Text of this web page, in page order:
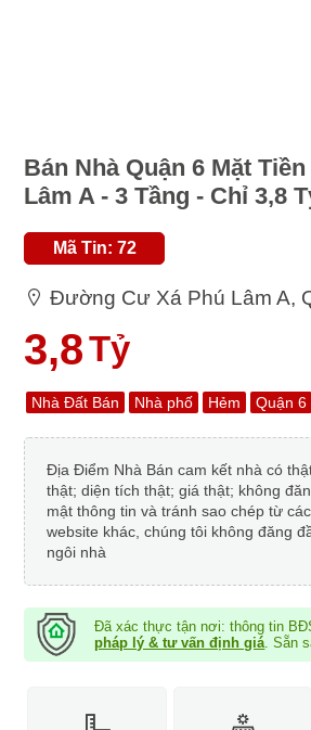
Bán Nhà Quận 6 Mặt
Lâm A - 3 Tầng - Chỉ 3,8
Mã Tin: 72
Đường Cư Xá Phú Lâm A,
3,8Tỷ
Nhà Đất Bán Nhà phố Hẻm Quận 6
Địa Điểm Nhà Bán cam kết nhà có
thật; diện tích thật; giá thật; không
mật thông tin và tránh sao chép từ
website khác, chúng tôi không đăng
ngôi nhà
Đã xác thực tận nơi: thông tin
pháp lý & tư vấn định giá . Sẵn